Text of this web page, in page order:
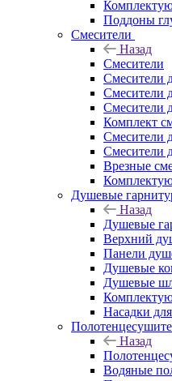
Поддоны
Смесители
Назад
Смесители
Смесители
Смесители
Смесители
Комплект
Смесители
Смесители
Врезные
Душевые
Назад
Душевые
Верхний
Панели
Душевые
Душевые
Насадки
Назад
Водяные